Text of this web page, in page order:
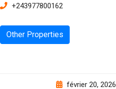
+243977800162
Other Properties
février 20, 2026